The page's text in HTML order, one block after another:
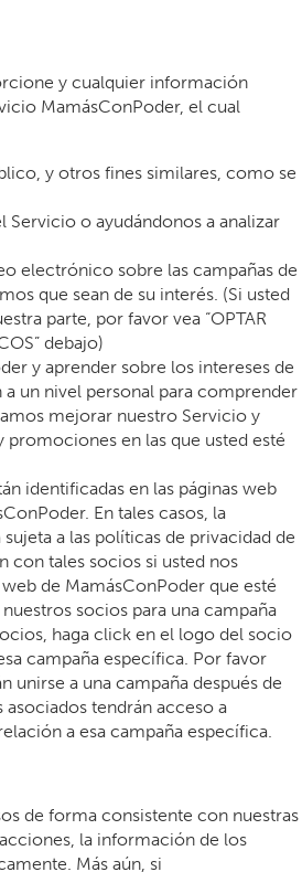
y cualquier información
MamásConPoder, el cual
y otros fines similares, como se
Servicio o ayudándonos a analizar
electrónico sobre las campañas de
que sean de su interés. (Si usted
parte, por favor vea “OPTAR
debajo)
y aprender sobre los intereses de
un nivel personal para comprender
mejorar nuestro Servicio y
en las que usted esté
identificadas en las páginas web
En tales casos, la
a las políticas de privacidad de
con tales socios si usted nos
de MamásConPoder que esté
socios para una campaña
haga click en el logo del socio
campaña específica. Por favor
unirse a una campaña después de
tendrán acceso a
a esa campaña específica.
de forma consistente con nuestras
la información de los
Más aún, si